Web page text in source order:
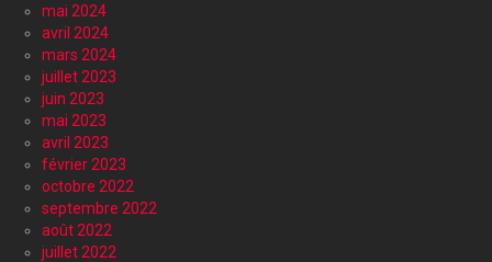
mai 2024
avril 2024
mars 2024
juillet 2023
juin 2023
mai 2023
avril 2023
février 2023
octobre 2022
septembre 2022
août 2022
juillet 2022